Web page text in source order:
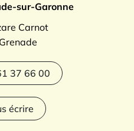
sur-Garonne
Carnot
37 66 00
écrire